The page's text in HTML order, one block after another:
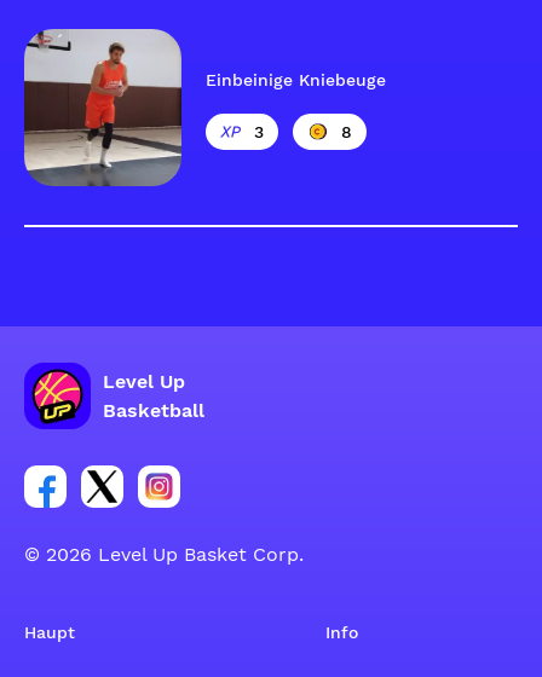
Einbeinige Kniebeuge
3 8
Level Up
Basketball
Link zur Facebook-Gruppe
Link zum Tweeter-Account
Link zum Instagram-Account
© 2026 Level Up Basket Corp.
Haupt Info